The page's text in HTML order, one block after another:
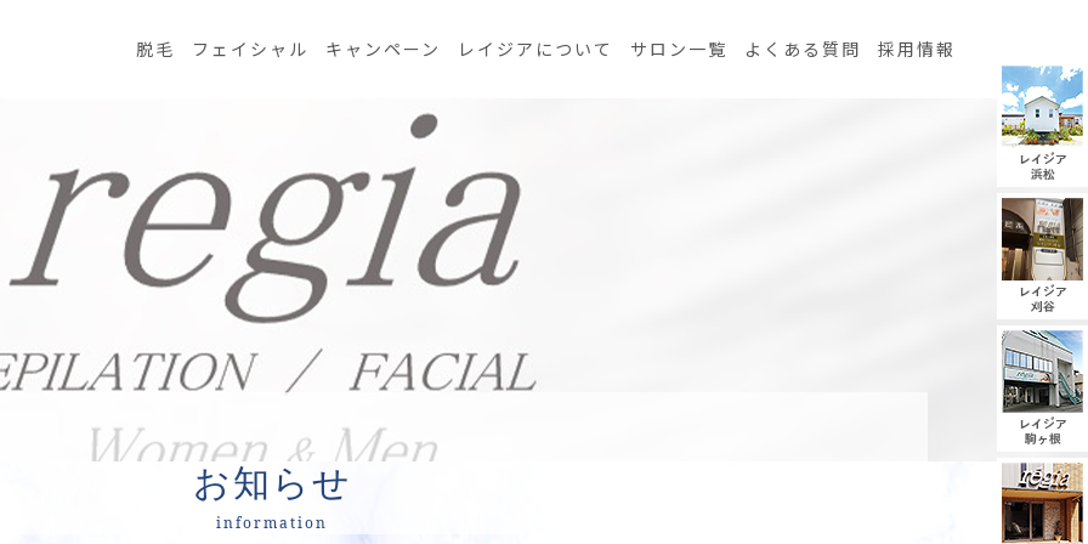
脱毛 フェイシャル キャンペーン レイジアについて サロン一覧 よくある質問 採用情報
お知らせ
information